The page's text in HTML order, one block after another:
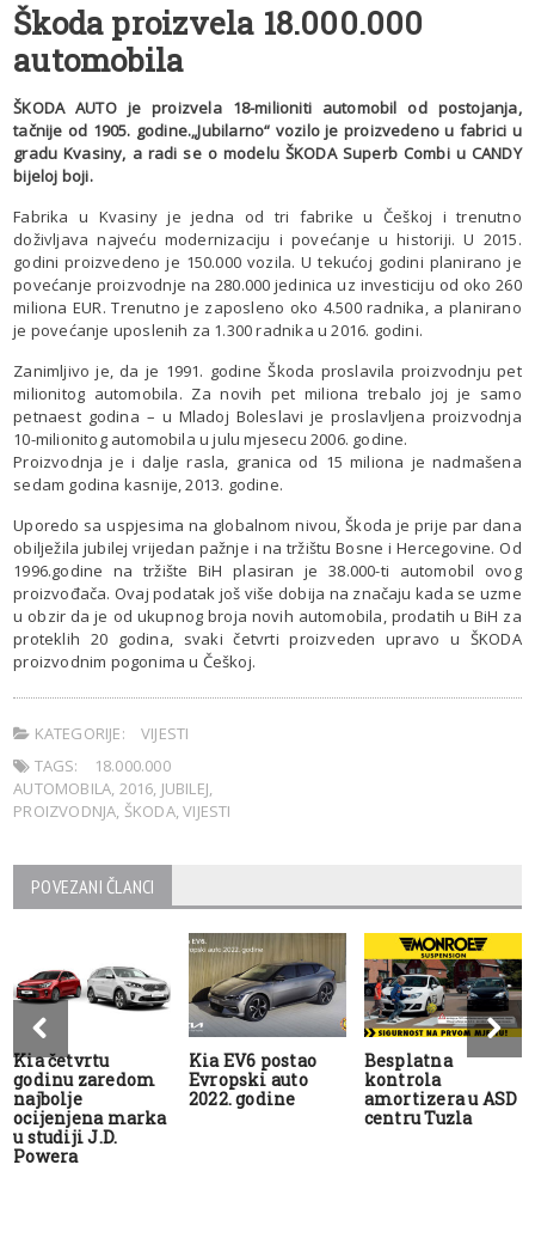
Škoda proizvela 18.000.000
automobila
ŠKODA AUTO je proizvela 18-milioniti automobil od postojanja,
tačnije od 1905. godine.„Jubilarno“ vozilo je proizvedeno u fabrici u
gradu Kvasiny, a radi se o modelu ŠKODA Superb Combi u CANDY
bijeloj boji.
Fabrika u Kvasiny je jedna od tri fabrike u Češkoj i trenutno
doživljava najveću modernizaciju i povećanje u historiji. U 2015.
godini proizvedeno je 150.000 vozila. U tekućoj godini planirano je
povećanje proizvodnje na 280.000 jedinica uz investiciju od oko 260
miliona EUR. Trenutno je zaposleno oko 4.500 radnika, a planirano
je povećanje uposlenih za 1.300 radnika u 2016. godini.
Zanimljivo je, da je 1991. godine Škoda proslavila proizvodnju pet
milionitog automobila. Za novih pet miliona trebalo joj je samo
petnaest godina – u Mladoj Boleslavi je proslavljena proizvodnja
10-milionitog automobila u julu mjesecu 2006. godine.
Proizvodnja je i dalje rasla, granica od 15 miliona je nadmašena
sedam godina kasnije, 2013. godine.
Uporedo sa uspjesima na globalnom nivou, Škoda je prije par dana
obilježila jubilej vrijedan pažnje i na tržištu Bosne i Hercegovine. Od
1996.godine na tržište BiH plasiran je 38.000-ti automobil ovog
proizvođača. Ovaj podatak još više dobija na značaju kada se uzme
u obzir da je od ukupnog broja novih automobila, prodatih u BiH za
proteklih 20 godina, svaki četvrti proizveden upravo u ŠKODA
proizvodnim pogonima u Češkoj.
KATEGORIJE:
VIJESTI
TAGS:
18.000.000
AUTOMOBILA 2016 JUBILEJ
PROIZVODNJA ŠKODA,VIJESTI
POVEZANI ČLANCI
Kia četvrtu
godinu zaredom
najbolje
ocijenjena marka
u studiji J.D.
Powera
Kia EV6 postao
Evropski auto
2022. godine
Besplatna
kontrola
amortizera u ASD
centru Tuzla